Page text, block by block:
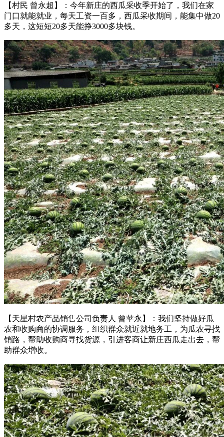
【村民 曾永超】：今年新庄的西瓜采收季开始了，我们在家
门口就能就业，每天工资一百多，西瓜采收期间，能集中做20
多天，这短短20多天能挣3000多块钱。
【天星村农产品销售公司负责人 曾苹永】：我们坚持做好瓜
农和收购商的协调服务，组织群众就近就地务工，为瓜农寻找
销路，帮助收购商寻找货源，引进客商让新庄西瓜走出去，帮
助群众增收。